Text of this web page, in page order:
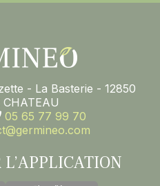
- La Basterie - 12850
CHATEAU
05 65 77 99 70